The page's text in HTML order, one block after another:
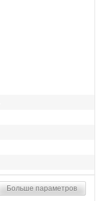
Больше параметров